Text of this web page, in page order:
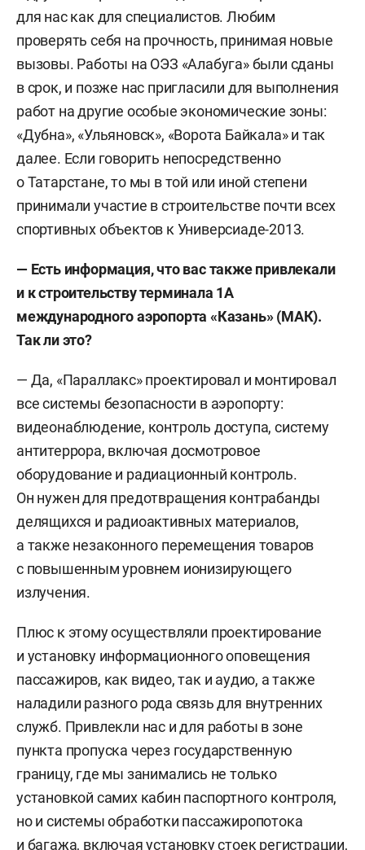
для нас как для специалистов. Любим
проверять себя на прочность, принимая новые
вызовы. Работы на ОЭЗ «Алабуга» были сданы
в срок, и позже нас пригласили для выполнения
работ на другие особые экономические зоны:
«Дубна», «Ульяновск», «Ворота Байкала» и так
далее. Если говорить непосредственно
о Татарстане, то мы в той или иной степени
принимали участие в строительстве почти всех
спортивных объектов к Универсиаде-2013.
— Есть информация, что вас также привлекали
и к строительству терминала 1А
международного аэропорта «Казань» (МАК).
Так ли это?
— Да, «Параллакс» проектировал и монтировал
все системы безопасности в аэропорту:
видеонаблюдение, контроль доступа, систему
антитеррора, включая досмотровое
оборудование и радиационный контроль.
Он нужен для предотвращения контрабанды
делящихся и радиоактивных материалов,
а также незаконного перемещения товаров
с повышенным уровнем ионизирующего
излучения.
Плюс к этому осуществляли проектирование
и установку информационного оповещения
пассажиров, как видео, так и аудио, а также
наладили разного рода связь для внутренних
служб. Привлекли нас и для работы в зоне
пункта пропуска через государственную
границу, где мы занимались не только
установкой самих кабин паспортного контроля,
но и системы обработки пассажиропотока
и багажа, включая установку стоек регистрации,